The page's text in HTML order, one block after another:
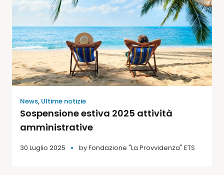
News, Ultime notizie
Sospensione estiva 2025 attività
amministrative
30 Luglio 2025 byFondazione "La Provvidenza" ETS